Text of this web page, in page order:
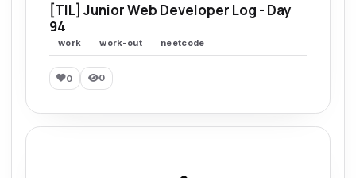
[TIL] Junior Web Developer Log - Day
94
work work-out neetcode
0 0